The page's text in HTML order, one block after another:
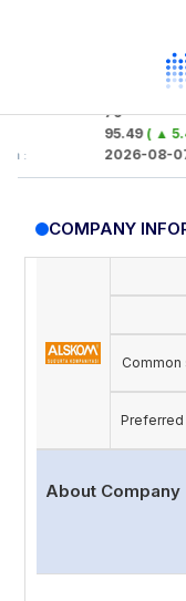
79
95.49( ▲
2026-08-07
COMPANY
Common
Preferred
About Company